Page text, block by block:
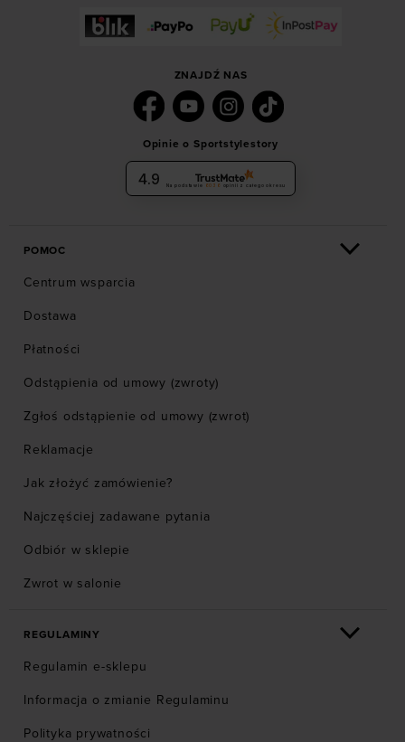
ZNAJDŹ NAS
Opinie o Sportstylestory
4.9 Na podstawie 6036 opinii z całego okresu
POMOC
Centrum wsparcia
Dostawa
Płatności
Odstąpienia od umowy (zwroty)
Zgłoś odstąpienie od umowy (zwrot)
Reklamacje
Jak złożyć zamówienie?
Najczęściej zadawane pytania
Odbiór w sklepie
Zwrot w salonie
REGULAMINY
Regulamin e-sklepu
Informacja o zmianie Regulaminu
Polityka prywatności